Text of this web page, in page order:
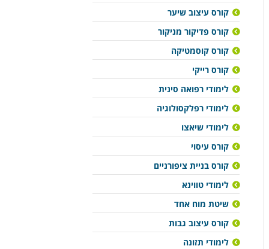
קורס עיצוב שיער
קורס פדיקור מניקור
קורס קוסמטיקה
קורס רייקי
לימודי רפואה סינית
לימודי רפלקסולוגיה
לימודי שיאצו
קורס עיסוי
קורס בניית ציפורניים
לימודי טווינא
שיטת מוח אחד
קורס עיצוב גבות
לימודי תזונה